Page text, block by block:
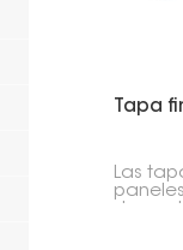
Tapa
Las